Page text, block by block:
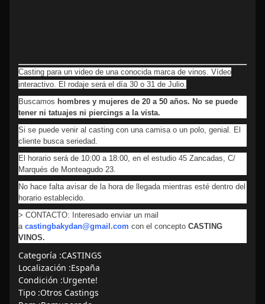
Casting para un video de una conocida marca de vinos. Vídeo
interactivo. El rodaje será el día 30 o 31 de Julio.
Buscamos hombres y mujeres de 20 a 50 años. No se puede
tener ni tatuajes ni piercings a la vista.
Si se puede venir al casting con una camisa o un polo, genial. El
cliente busca seriedad.
El horario será de 10:00 a 18:00, en el estudio 45 Zancadas, C/
Marqués de Monteagudo 23.
No hace falta avisar de la hora de llegada mientras esté dentro del
horario establecido.
> CONTACTO: Interesado enviar un mail
a castingbakydan@gmail.com con el concepto CASTING
VINOS.
Categoría :CASTINGS
Localización :España
Condición :Urgente!
Tipo :Otros Castings